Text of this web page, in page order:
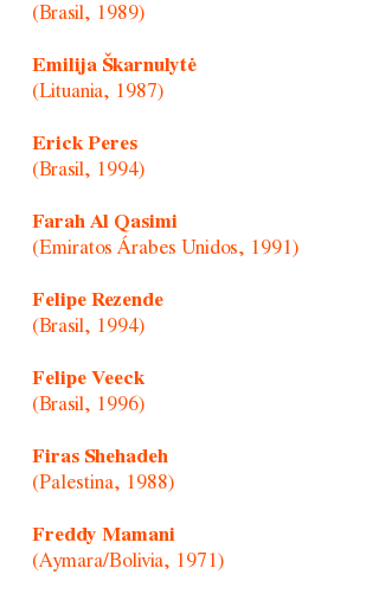
(Brasil, 1989)
Emilija Škarnulytė
(Lituania, 1987)
Erick Peres
(Brasil, 1994)
Farah Al Qasimi
(Emiratos Árabes Unidos, 1991)
Felipe Rezende
(Brasil, 1994)
Felipe Veeck
(Brasil, 1996)
Firas Shehadeh
(Palestina, 1988)
Freddy Mamani
(Aymara/Bolivia, 1971)